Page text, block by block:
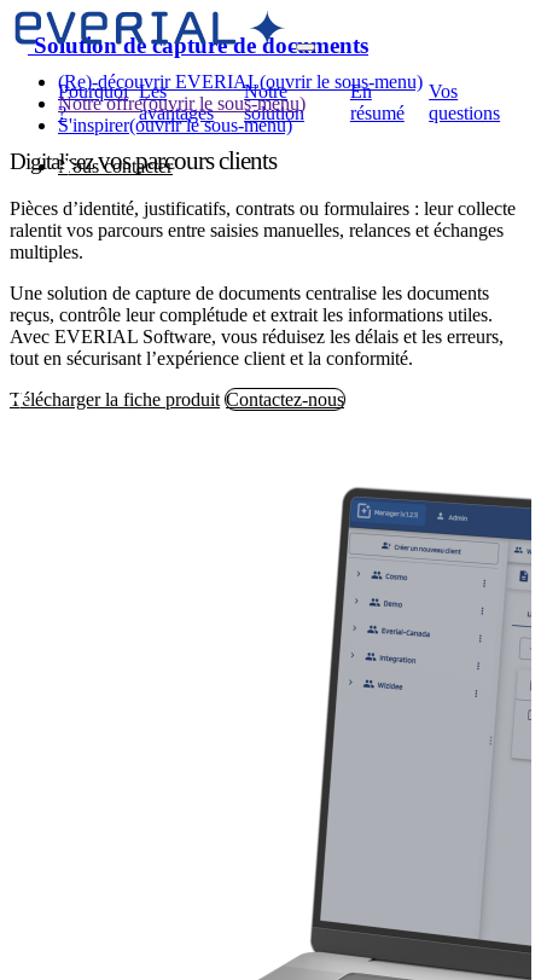
(Re)-découvrir EVERIAL(ouvrir le sous-menu)
Notre offre(ouvrir le sous-menu)
S'inspirer(ouvrir le sous-menu)
Nous contacter
Solution de capture de documents
Pourquoi
?
Les
avantages
Notre
solution
En
résumé
Vos
questions
Digitalisezvos parcours clients
Pièces d’identité, justificatifs, contrats ou formulaires : leur collecte
ralentit vos parcours entre saisies manuelles, relances et échanges
multiples.
Une solution de capture de documents centralise les documents
reçus, contrôle leur complétude et extrait les informations utiles.
Avec EVERIAL Software, vous réduisez les délais et les erreurs,
tout en sécurisant l’expérience client et la conformité.
Télécharger la fiche produit Contactez-nous